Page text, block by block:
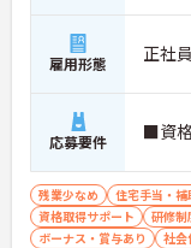
雇用形態 正社
応募要件 ■資
残業少なめ 住宅手当・補
資格取得サポート
研修制
ボーナス・賞与あり
社会